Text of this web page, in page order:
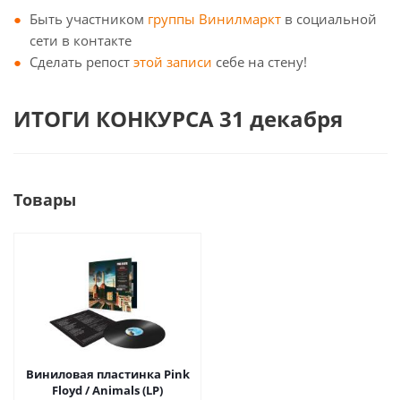
Быть участником группы Винилмаркт в социальной
сети в контакте
Сделать репост этой записи себе на стену!
ИТОГИ КОНКУРСА 31 декабря
Товары
Виниловая пластинка Pink
Floyd / Animals (LP)